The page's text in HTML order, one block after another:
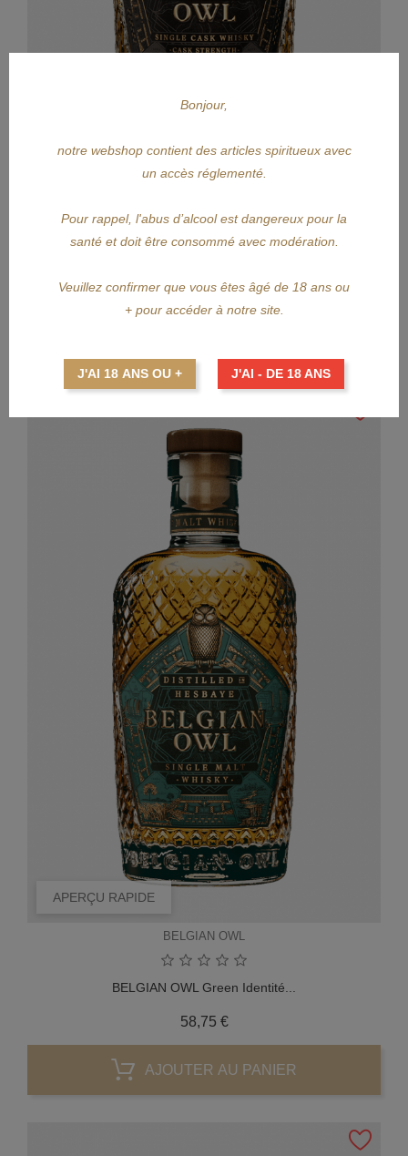
94,95 €Prix
APERÇU RAPIDE
BELGIAN OWL
BELGIAN OWL Green Identité...
58,75 €Prix
AJOUTER AU PANIER
Bonjour,
notre webshop contient des articles spiritueux avec
un accès réglementé.
Pour rappel, l'abus d’alcool est dangereux pour la
santé et doit être consommé avec modération.
Veuillez confirmer que vous êtes âgé de 18 ans ou
+ pour accéder à notre site.
J'AI 18 ANS OU + J'AI - DE 18 ANS